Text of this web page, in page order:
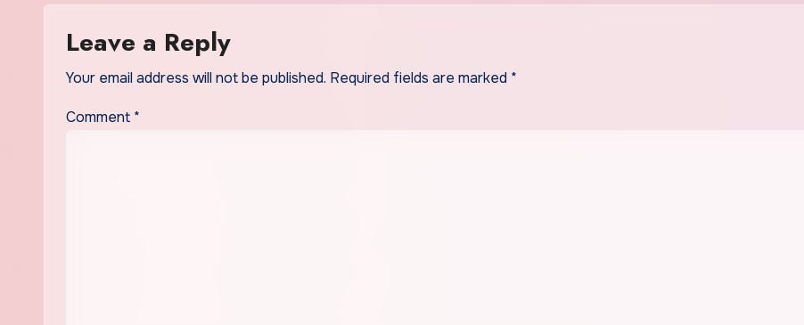
Leave a Reply
Your email address will not be published. Required fields are marked *
Comment *